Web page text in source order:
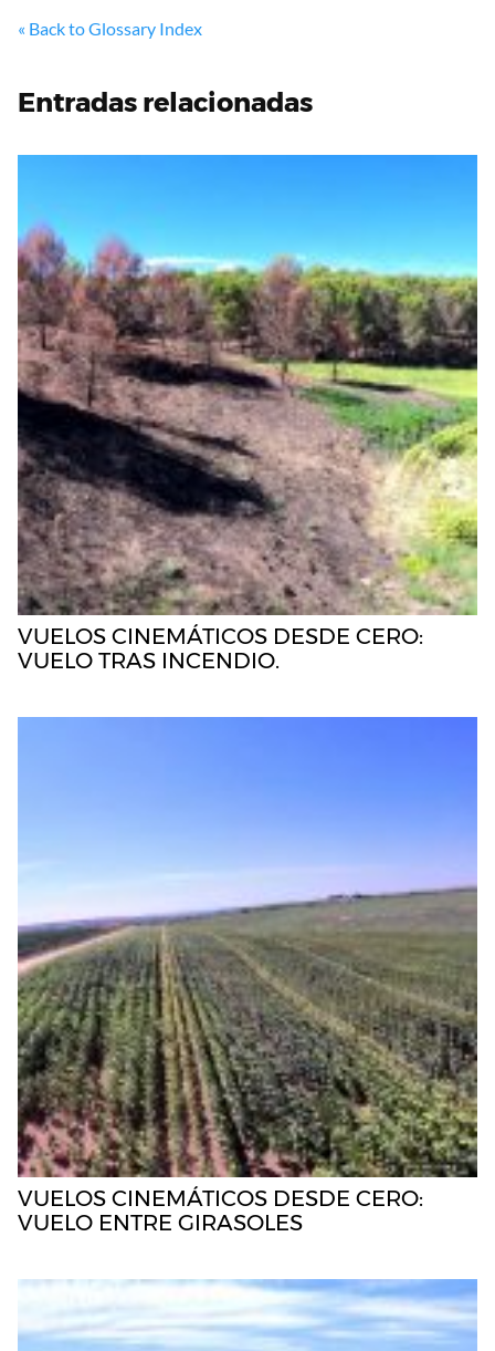
« Back to Glossary Index
Entradas relacionadas
VUELOS CINEMÁTICOS DESDE CERO:
VUELO TRAS INCENDIO.
VUELOS CINEMÁTICOS DESDE CERO:
VUELO ENTRE GIRASOLES